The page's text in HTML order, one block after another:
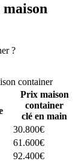
?
container
Prix maison
container
clé en main
30.800€
61.600€
92.400€